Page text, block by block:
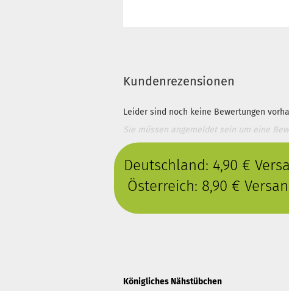
Kundenrezensionen
Leider sind noch keine Bewertungen
Sie müssen angemeldet sein um eine
Deutschland: 4,90 €
Österreich: 8,90 €
Königliches Nähstübchen